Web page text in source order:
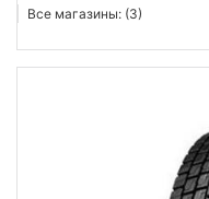
Все магазины: (3)